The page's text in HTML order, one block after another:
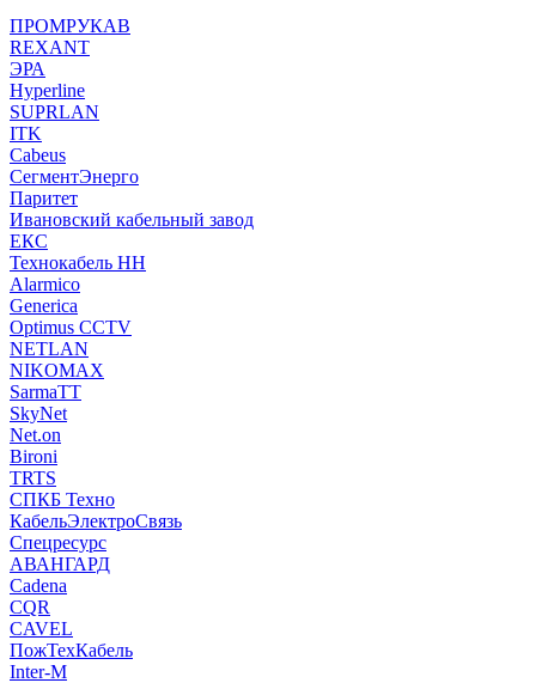
ПРОМРУКАВ
REXANT
ЭРА
Hyperline
SUPRLAN
ITK
Cabeus
СегментЭнерго
Паритет
Ивановский кабельный завод
ЕКС
Технокабель НН
Alarmico
Generica
Optimus CCTV
NETLAN
NIKOMAX
SarmaTT
SkyNet
Net.on
Bironi
TRTS
СПКБ Техно
КабельЭлектроСвязь
Спецресурс
АВАНГАРД
Cadena
CQR
CAVEL
ПожТехКабель
Inter-M